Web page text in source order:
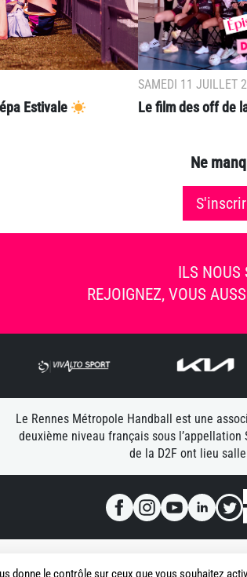
Estivale
SAMEDI 11 JUILLET
Le film des off de
Ne
ILS NOUS
REJOIGNEZ, VOUS
Le Rennes Métropole Handball est une
deuxième niveau français sous
de la D2F ont lieu
Mentions légales Politique de confidentialité
donne le contrôle sur ceux que vous souhaitez